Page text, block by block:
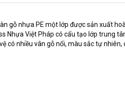
gỗ nhựa PE một lớp được sản xuất
Việt Pháp có cấu tạo lớp trung
có nhiều vân gỗ nổi, màu sắc tự